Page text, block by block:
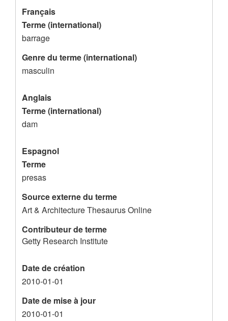
e
s
d
e
l
'
e
n
e
g
i
s
t
r
e
m
e
n
t
Français
Terme (international)
barrage
Genre du terme (international)
masculin
Anglais
Terme (international)
dam
Espagnol
Terme
presas
Source externe du terme
Art & Architecture Thesaurus Online
Contributeur de terme
Getty Research Institute
Date de création
2010-01-01
Date de mise à jour
2010-01-01